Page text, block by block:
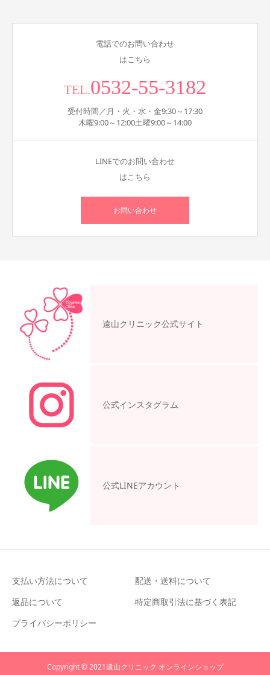
電話でのお問い合わせ
はこちら
TEL.0532-55-3182
受付時間／月・火・水・金9:30～17:30
木曜9:00～12:00土曜9:00～14:00
LINEでのお問い合わせ
はこちら
お問い合わせ
遠山クリニック公式サイト
公式インスタグラム
公式LINEアカウント
支払い方法について
配送・送料について
返品について
特定商取引法に基づく表記
プライバシーポリシー
Copyright © 2021遠山クリニック オンラインショップ